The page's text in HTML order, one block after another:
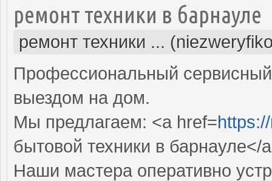
ремонт техники в барнауле
ремонт техники ...
Профессиональный
выездом на дом.
Мы предлагаем: <a href=
бытовой техники в барнауле</
Наши мастера оперативно